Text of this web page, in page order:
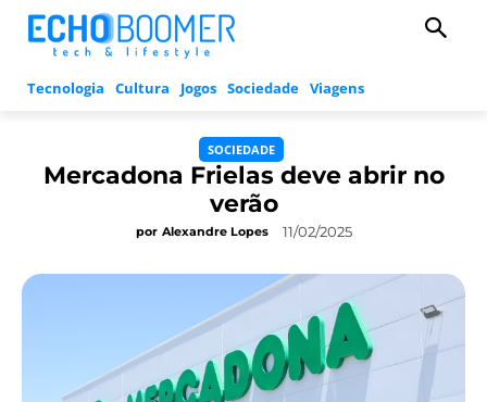
Tecnologia Cultura Jogos Sociedade Viagens
SOCIEDADE
Mercadona Frielas deve abrir no
verão
por Alexandre Lopes 11/02/2025